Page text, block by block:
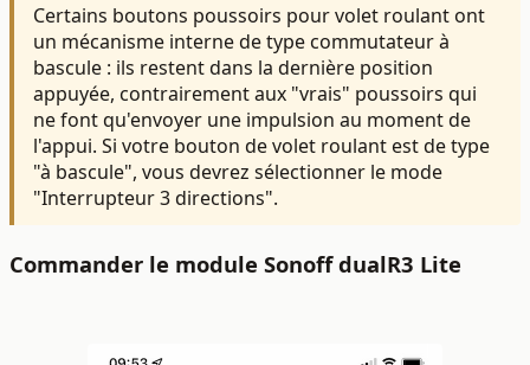
Certains boutons poussoirs pour volet roulant ont
un mécanisme interne de type commutateur à
bascule : ils restent dans la dernière position
appuyée, contrairement aux "vrais" poussoirs qui
ne font qu'envoyer une impulsion au moment de
l'appui. Si votre bouton de volet roulant est de type
"à bascule", vous devrez sélectionner le mode
"Interrupteur 3 directions".
Commander le module Sonoff dualR3 Lite